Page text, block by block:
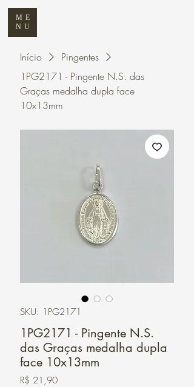
ME
NU
Início
Pingentes
1PG2171 - Pingente N.S. das
Graças medalha dupla face
10x13mm
SKU: 1PG2171
1PG2171 - Pingente N.S.
das Graças medalha dupla
face 10x13mm
R$ 21,90Preço